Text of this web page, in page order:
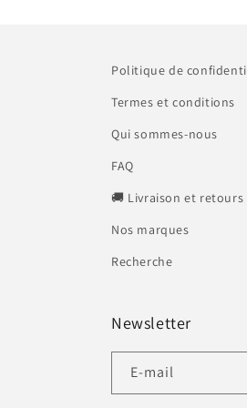
Politique de
Termes et conditions
Qui sommes-nous
FAQ
🚚 Livraison et retours
Nos marques
Recherche
Newsletter
E-mail